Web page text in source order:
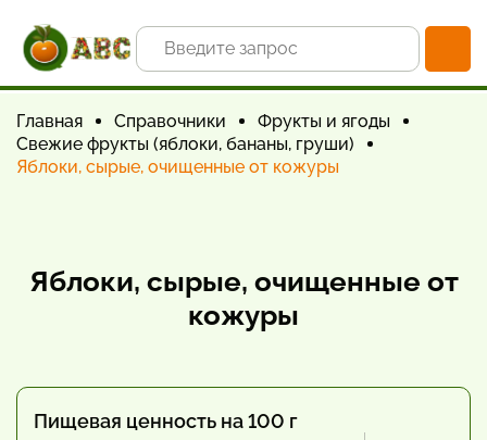
Главная Справочники
Фрукты и ягоды
Свежие фрукты (яблоки, бананы, груши)
Яблоки, сырые, очищенные от кожуры
Яблоки, сырые, очищенные от
кожуры
Пищевая ценность на 100 г